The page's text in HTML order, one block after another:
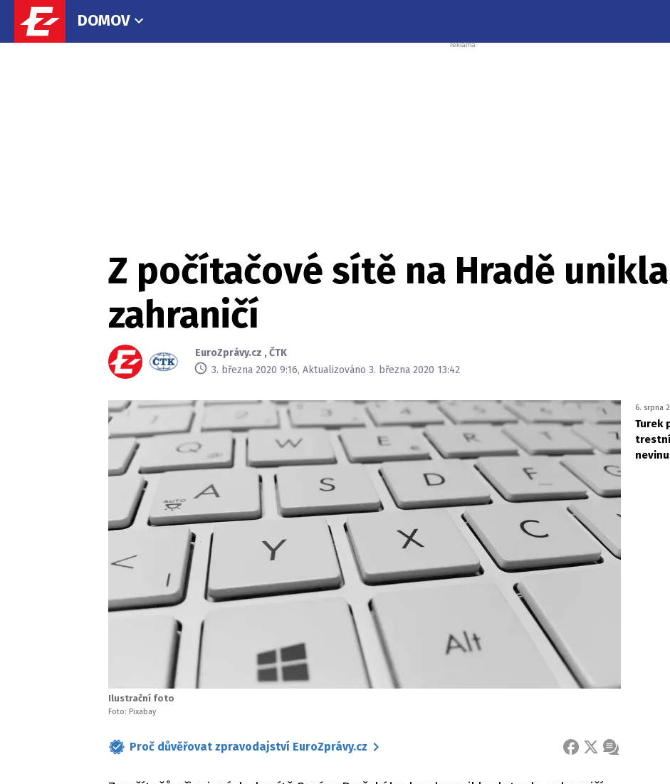
DOMOV
Z počítačové sítě na Hradě
zahraničí
EuroZprávy.cz ,ČTK
3. března 2020 9:16, Aktualizováno 3. března 2020 13:42
Ilustrační foto
Foto: Pixabay
Proč důvěřovat zpravodajství EuroZprávy.cz FACEBOOK
X ZPRÁVA
6. srpna
Turek
nevinu